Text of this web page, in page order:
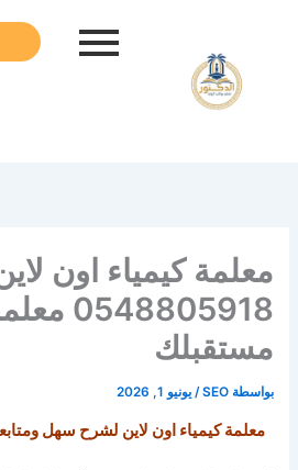
معلمة كيمياء اون
مستقبلك
بواسطة SEO
/يونيو 1, 2026
معلمة كيمياء اون لاين لشرح سهل